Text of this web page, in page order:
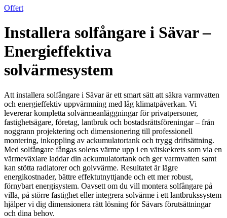
Offert
Installera solfångare i Sävar –
Energieffektiva
solvärmesystem
Att installera solfångare i Sävar är ett smart sätt att säkra varmvatten
och energieffektiv uppvärmning med låg klimatpåverkan. Vi
levererar kompletta solvärmeanläggningar för privatpersoner,
fastighetsägare, företag, lantbruk och bostadsrättsföreningar – från
noggrann projektering och dimensionering till professionell
montering, inkoppling av ackumulatortank och trygg driftsättning.
Med solfångare fångas solens värme upp i en vätskekrets som via en
värmeväxlare laddar din ackumulatortank och ger varmvatten samt
kan stötta radiatorer och golvvärme. Resultatet är lägre
energikostnader, bättre effektutnyttjande och ett mer robust,
förnybart energisystem. Oavsett om du vill montera solfångare på
villa, på större fastighet eller integrera solvärme i ett lantbrukssystem
hjälper vi dig dimensionera rätt lösning för Sävars förutsättningar
och dina behov.